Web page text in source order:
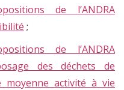
de l’ANDRA
;
de l’ANDRA
des déchets de
activité à vie